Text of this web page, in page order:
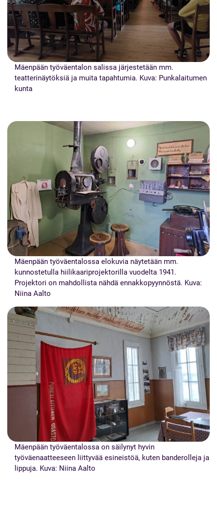
Mäenpään työväentalon salissa järjestetään mm.
teatterinäytöksiä ja muita tapahtumia. Kuva: Punkalaitumen
kunta
Mäenpään työväentalossa elokuvia näytetään mm.
kunnostetulla hiilikaariprojektorilla vuodelta 1941.
Projektori on mahdollista nähdä ennakkopyynnöstä. Kuva:
Niina Aalto
Mäenpään työväentalossa on säilynyt hyvin
työväenaatteeseen liittyvää esineistöä, kuten banderolleja ja
lippuja. Kuva: Niina Aalto